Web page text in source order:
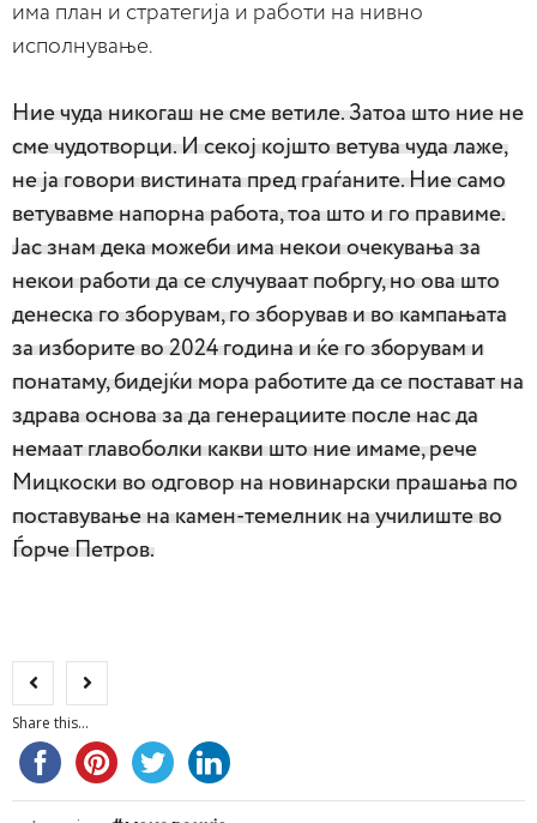
има план и стратегија и работи на нивно
исполнување.
Ние чуда никогаш не сме ветиле. Затоа што ние не
сме чудотворци. И секој којшто ветува чуда лаже,
не ја говори вистината пред граѓаните. ​Ние само
ветувавме напорна работа, тоа што и го правиме.
Јас знам дека можеби има некои очекувања за
некои работи да се случуваат побргу, но ова што
денеска го зборувам, го зборував и во кампањата
за изборите во 2024 година и ќе го зборувам и
понатаму, бидејќи мора работите да се постават на
здрава основа за да генерациите после нас да
немаат главоболки какви што ние имаме, рече
Мицкоски во одговор на новинарски прашања по
поставување на камен-темелник на училиште во
Ѓорче Петров.
Share this...